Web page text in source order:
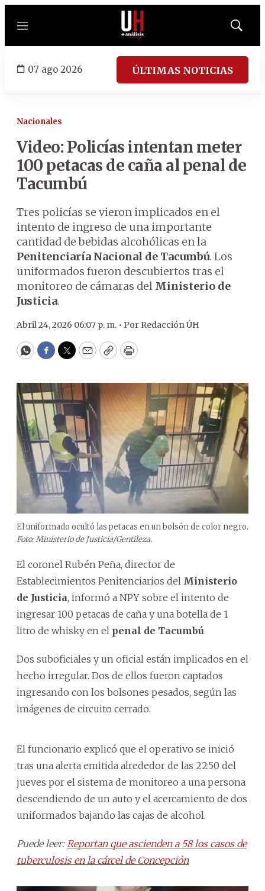
Menú
Mostrar
07 ago 2026 ÚLTIMAS NOTICIAS
Nacionales
Video: Policías intentan meter
100 petacas de caña al penal de
Tacumbú
Tres policías se vieron implicados en el
intento de ingreso de una importante
cantidad de bebidas alcohólicas en la
Penitenciaría Nacional de Tacumbú. Los
uniformados fueron descubiertos tras el
monitoreo de cámaras del Ministerio de
Justicia.
Abril 24, 2026 06:07 p. m. • Por Redacción ÚH
WhatsApp
Facebook
Twitter
EmailCopyPrint
El uniformado ocultó las petacas en un bolsón de color negro.
Foto: Ministerio de Justicia/Gentileza.
El coronel Rubén Peña, director de
Establecimientos Penitenciarios del Ministerio
de Justicia, informó a NPY sobre el intento de
ingresar 100 petacas de caña y una botella de 1
litro de whisky en el penal de Tacumbú.
Dos suboficiales y un oficial están implicados en el
hecho irregular. Dos de ellos fueron captados
ingresando con los bolsones pesados, según las
imágenes de circuito cerrado.
El funcionario explicó que el operativo se inició
tras una alerta emitida alrededor de las 22:50 del
jueves por el sistema de monitoreo a una persona
descendiendo de un auto y el acercamiento de dos
uniformados bajando las cajas de alcohol.
Puede leer: Reportan que ascienden a 58 los casos de
tuberculosis en la cárcel de Concepción